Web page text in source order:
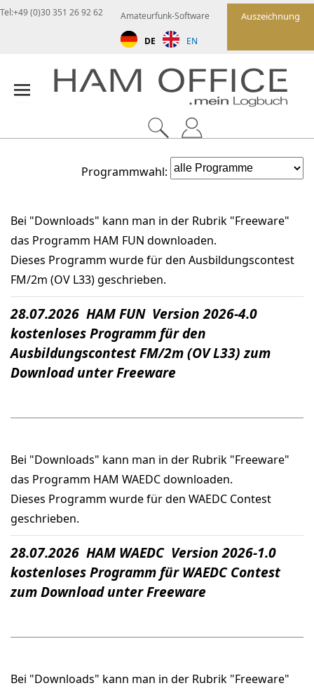
Auszeichnung
Amateurfunk-Software
DE EN
Tel:+49 (0)30 351 26 92 62
Programmwahl:
Bei "Downloads" kann man in der Rubrik "Freeware"
das Programm HAM FUN downloaden.
Dieses Programm wurde für den Ausbildungscontest
FM/2m (OV L33) geschrieben.
28.07.2026 HAM FUN Version 2026-4.0
kostenloses Programm für den
Ausbildungscontest FM/2m (OV L33) zum
Download unter Freeware
Bei "Downloads" kann man in der Rubrik "Freeware"
das Programm HAM WAEDC downloaden.
Dieses Programm wurde für den WAEDC Contest
geschrieben.
28.07.2026 HAM WAEDC Version 2026-1.0
kostenloses Programm für WAEDC Contest
zum Download unter Freeware
Bei "Downloads" kann man in der Rubrik "Freeware"